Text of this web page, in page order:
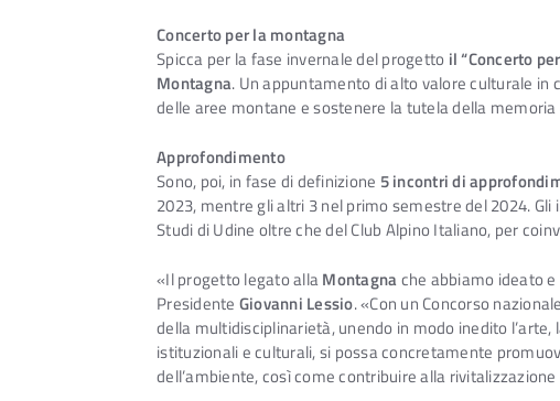
Concerto per la montagna
Spicca per la fase invernale del progetto il “Concerto
Montagna. Un appuntamento di alto valore culturale in
delle aree montane e sostenere la tutela della
Approfondimento
Sono, poi, in fase di definizione 5 incontri di
2023, mentre gli altri 3 nel primo semestre del 2024.
Studi di Udine oltre che del Club Alpino Italiano, per
«Il progetto legato allaMontagnache abbiamo ideato
Presidente Giovanni Lessio. «Con un Concorso
della multidisciplinarietà, unendo in modo inedito
istituzionali e culturali, si possa concretamente
dell’ambiente, così come contribuire alla